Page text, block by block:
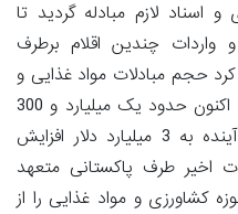
اسناد لازم مبادله گردید تا
چندین اقلام برطرف
حجم مبادلات مواد غذایی و
کالا‌های اساسی ایران و پاکستان که اکنون حدود یک میلیارد و 300
میلیون دلار هست، طی دو سال آینده به 3 میلیارد دلار افزایش
اخیر طرف پاکستانی متعهد
کشاورزی و مواد غذایی را از